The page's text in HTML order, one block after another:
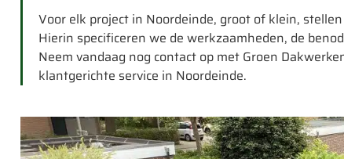
Voor elk project in Noordeinde, groot of klein,
Hierin specificeren we de werkzaamheden, de
Neem vandaag nog contact op met Groen
klantgerichte service in Noordeinde.